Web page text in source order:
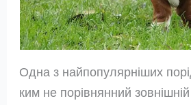
Одна з найпопулярніших
ким не порівнянний